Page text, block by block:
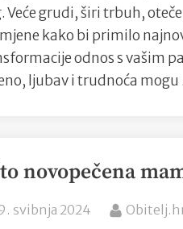
Veće grudi, širi trbuh,
kako bi primilo
odnos s vašim
ljubav i trudnoća
novopečena
svibnja 2024 By